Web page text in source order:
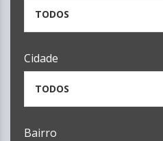
TODOS
Cidade
TODOS
Bairro